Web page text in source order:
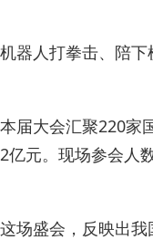
机器人打拳击、陪下
本届大会汇聚220家
2亿元。现场参会人
这场盛会，反映出